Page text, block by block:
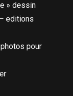
» dessin
editions
pour